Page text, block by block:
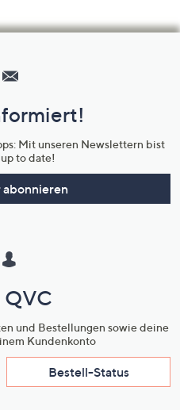
Mit unseren Newslettern bist
to date!
QVC
und Bestellungen sowie deine
Kundenkonto
Bestell-Status